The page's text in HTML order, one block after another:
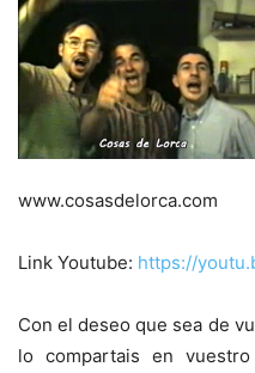
www.cosasdelorca.com
Link Youtube: https://
Con el deseo que sea de
lo compartais en